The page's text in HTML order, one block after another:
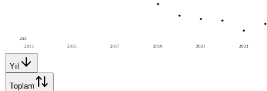
2013 2015 2017 2019 2021 2023
255
Yıl
Toplam